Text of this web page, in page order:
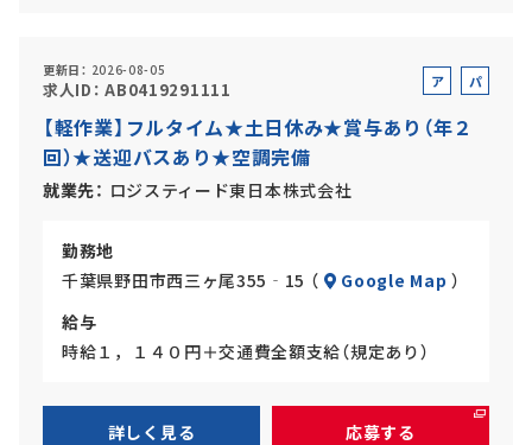
更新日 2026-08-05
求人ID AB0419291111
ア
バ
パ
【軽作業】フルタイム★土日休み★賞与あり（年２
回）★送迎バスあり★空調完備
就業先 ロジスティード東日本株式会社
勤務地
千葉県野田市西三ヶ尾355‐15 （
Google Map ）
給与
時給１，１４０円＋交通費全額支給（規定あり）
詳しく見る 応募する